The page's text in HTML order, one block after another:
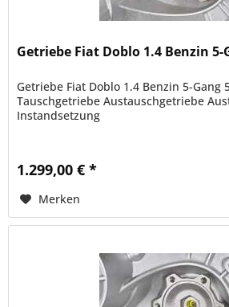
Getriebe Fiat Doblo 1.4 Benzin 5-
Getriebe Fiat Doblo 1.4 Benzin 5-Gang
Tauschgetriebe Austauschgetriebe
Instandsetzung
1.299,00 € *
Merken